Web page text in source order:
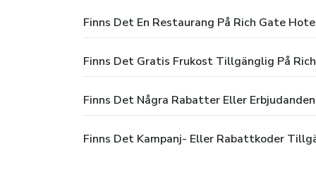
Finns Det En Restaurang På Rich Gate
Finns Det Gratis Frukost Tillgänglig På
Finns Det Några Rabatter Eller
Finns Det Kampanj- Eller Rabattkoder